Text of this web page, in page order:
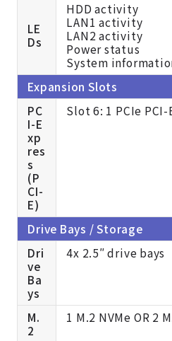
LE
Ds
HDD activity
LAN1 activity
LAN2 activity
Power status
System
Expansion Slots
PC
I-E
xp
res
s
(P
CI-
E)
Slot 6: 1 PCIe PCI-
Drive Bays / Storage
Dri
ve
Ba
ys
4x 2.5″ drive bays
M.
2
1 M.2 NVMe OR 2